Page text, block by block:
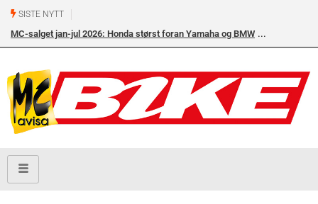
SISTE NYTT
MC-salget jan-jul 2026: Honda størst foran Yamaha og BMW